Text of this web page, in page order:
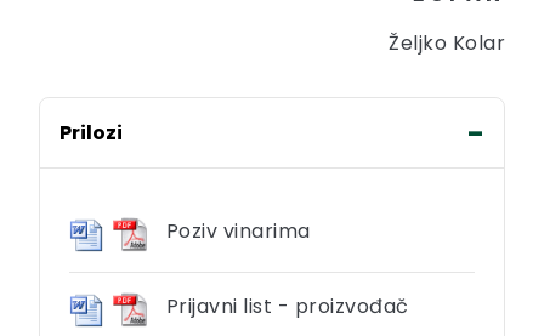
Željko Kolar
Prilozi
Poziv vinarima
Prijavni list - proizvođač